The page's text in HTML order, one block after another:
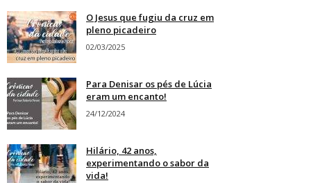
O Jesus que fugiu da cruz em
pleno picadeiro
02/03/2025
Para Denisar os pés de Lúcia
eram um encanto!
24/12/2024
Hilário, 42 anos,
experimentando o sabor da
vida!